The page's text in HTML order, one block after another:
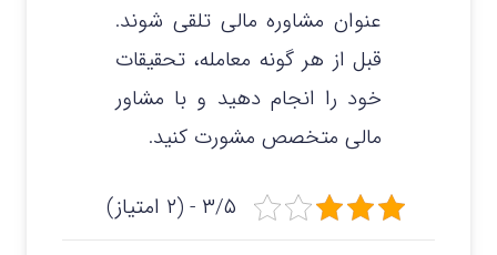
عنوان مشاوره مالی تلقی شوند.
قبل از هر گونه معامله، تحقیقات
خود را انجام دهید و با مشاور
مالی متخصص مشورت کنید.
۳/۵ - (۲ امتیاز)